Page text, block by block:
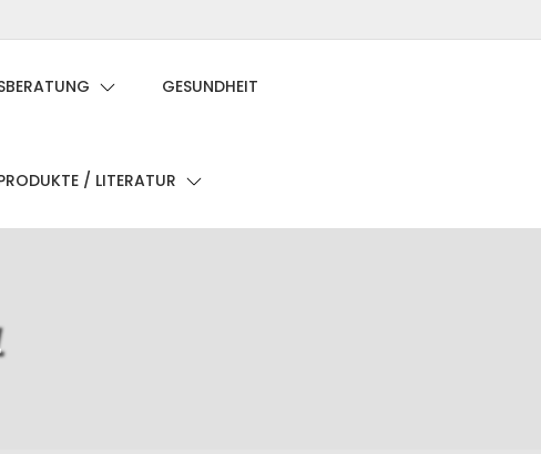
Privatsphäre-
Historie
Einwilligungen
GESUNDHEIT
/ LITERATUR